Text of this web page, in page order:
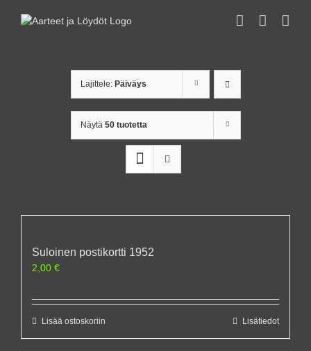
Lajittele: Päiväys
Näytä 50 tuotetta
Suloinen postikortti 1952
2,00 €
Lisää ostoskoriin Lisätiedot